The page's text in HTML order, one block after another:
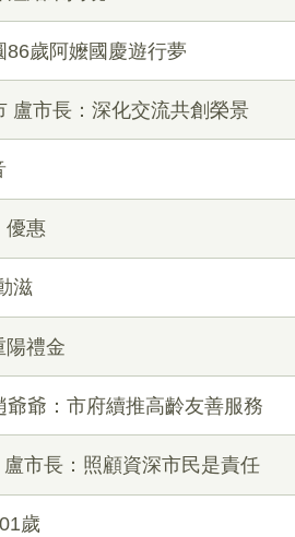
歲阿嬤國慶遊行夢
盧市長：深化交流共創榮景
優惠
滋
陽禮金
爺：市府續推高齡友善服務
市長：照顧資深市民是責任
歲